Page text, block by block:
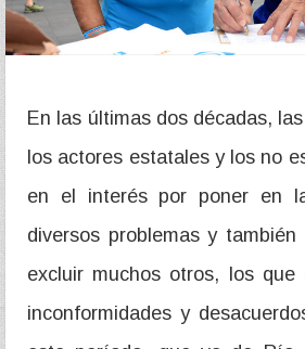
En las últimas dos décadas,
los actores estatales y los no
en el interés por poner en
diversos problemas y
excluir muchos otros, los que
inconformidades y